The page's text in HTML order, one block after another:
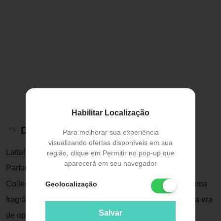
Habilitar Localização
Para melhorar sua experiência
visualizando ofertas disponíveis em sua
região, clique em Permitir no pop-up que
aparecerá em seu navegador
Geolocalização
Salvar
Descrição do Produto
Lattafa Pride La Collection D'Antiquités 1910 Eau de
Parfum - Perfume Unissex 100mlO Lattafa Pride La
Collection D'Antiquités 1910 Eau de Parfum 100ml é uma
fragrância unissex que transporta os sentidos para uma era
de opulência e sofisticação.